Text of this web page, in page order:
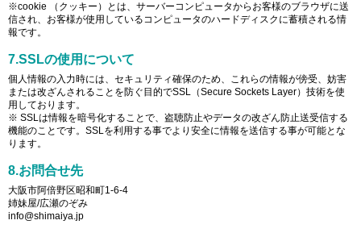
※cookie （クッキー）とは、サーバーコンピュータからお客様のブラウザに送
信され、お客様が使用しているコンピュータのハードディスクに蓄積される情
報です。
7.SSLの使用について
個人情報の入力時には、セキュリティ確保のため、これらの情報が傍受、妨害
または改ざんされることを防ぐ目的でSSL（Secure Sockets Layer）技術を使
用しております。
※ SSLは情報を暗号化することで、盗聴防止やデータの改ざん防止送受信する
機能のことです。SSLを利用する事でより安全に情報を送信する事が可能とな
ります。
8.お問合せ先
大阪市阿倍野区昭和町1-6-4
姉妹屋/広瀬のぞみ
info@shimaiya.jp